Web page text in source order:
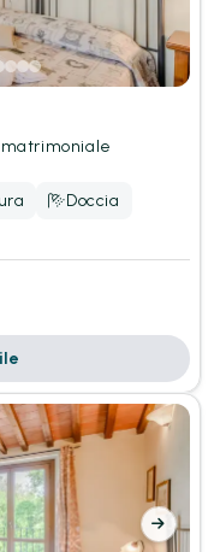
matrimoniale
Doccia